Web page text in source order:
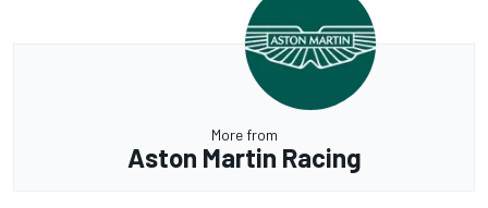
More from
Aston Martin Racing